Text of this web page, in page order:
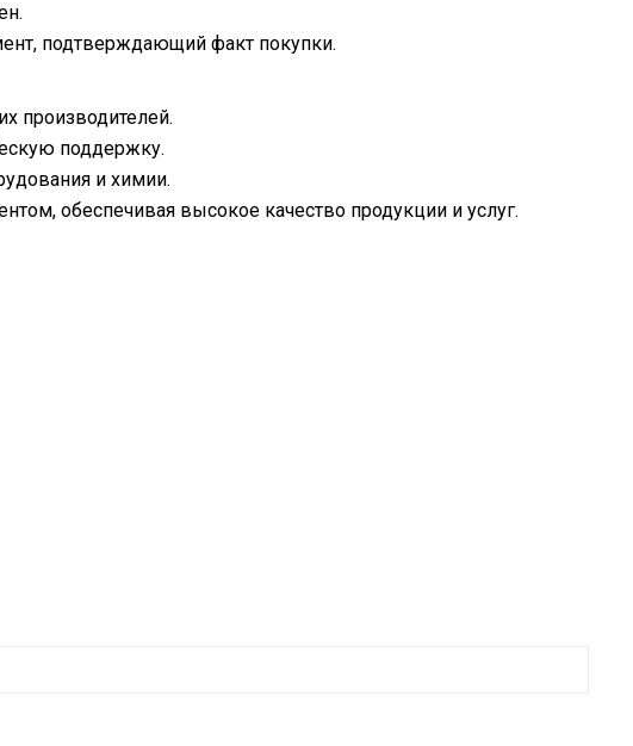
подтверждающий факт покупки.
производителей.
поддержку.
и химии.
обеспечивая высокое качество продукции и услуг.